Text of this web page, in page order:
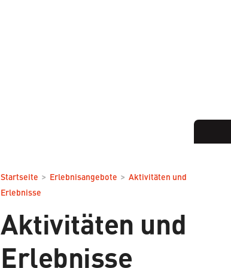
Startseite > Erlebnisangebote > Aktivitäten und
Erlebnisse
Aktivitäten und
Erlebnisse